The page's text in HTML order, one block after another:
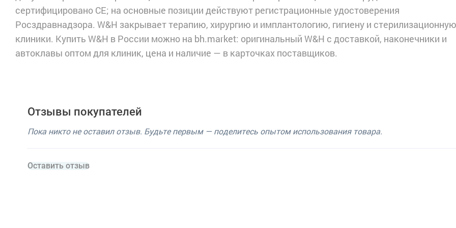
сертифицировано CE; на основные позиции действуют регистрационные удостоверения
Росздравнадзора. W&H закрывает терапию, хирургию и имплантологию, гигиену и
клиники. Купить W&H в России можно на bh.market: оригинальный W&H с доставкой, наконечники и
автоклавы оптом для клиник, цена и наличие — в карточках поставщиков.
Отзывы покупателей
Пока никто не оставил отзыв. Будьте первым — поделитесь опытом использования товара.
Оставить отзыв